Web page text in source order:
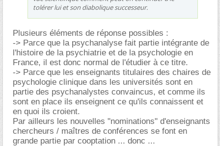
tolérer lui et son diabolique successeur.
Plusieurs éléments de réponse possibles :
-> Parce que la psychanalyse fait partie intégrante de
l'histoire de la psychiatrie et de la psychologie en
France, il est donc normal de l'étudier à ce titre.
-> Parce que les enseignants titulaires des chaires de
psychologie clinique dans les universités sont en
partie des psychanalystes convaincus, et comme ils
sont en place ils enseignent ce qu'ils connaissent et
en quoi ils croient.
Par ailleurs les nouvelles "nominations" d'enseignants
chercheurs / maîtres de conférences se font en
grande partie par cooptation ... donc ...